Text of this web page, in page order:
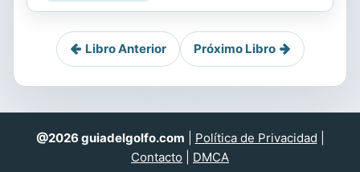
Libro Anterior Próximo Libro
@2026 guiadelgolfo.com Política de Privacidad
Contacto
DMCA